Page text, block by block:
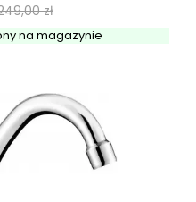
zł
na magazynie